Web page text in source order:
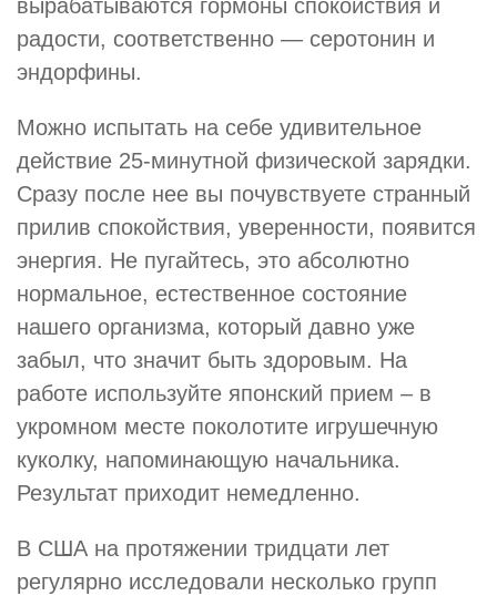
вырабатываются гормоны спокойствия и
радости, соответственно — серотонин и
эндорфины.
Можно испытать на себе удивительное
действие 25-минутной физической зарядки.
Сразу после нее вы почувствуете странный
прилив спокойствия, уверенности, появится
энергия. Не пугайтесь, это абсолютно
нормальное, естественное состояние
нашего организма, который давно уже
забыл, что значит быть здоровым. На
работе используйте японский прием – в
укромном месте поколотите игрушечную
куколку, напоминающую начальника.
Результат приходит немедленно.
В США на протяжении тридцати лет
регулярно исследовали несколько групп